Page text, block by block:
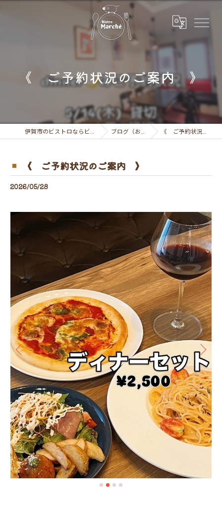
《 ご予約状況のご案内 》
伊賀市のビストロならビストロ マルシェ ブログ（お知らせ） 《 ご予約状況のご案内 》
《 ご予約状況のご案内 》
2026/05/28